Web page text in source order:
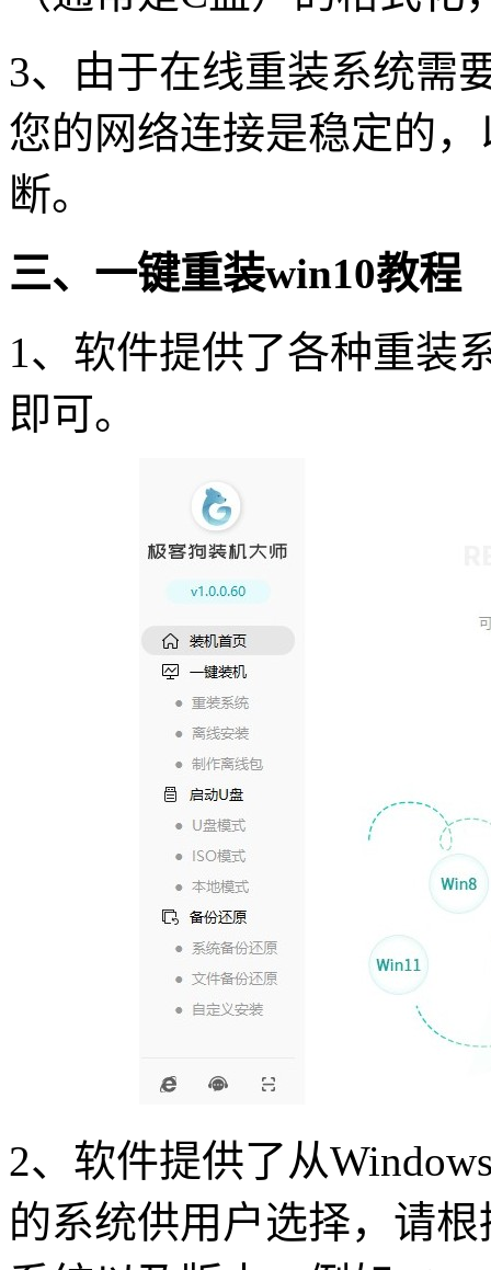
3、由于在线重装系统需
您的网络连接是稳定的
断。
三、一键重装win10教程
1 、软件提供了各种重装
即可。
2、软件提供了从
的系统供用户选择，请